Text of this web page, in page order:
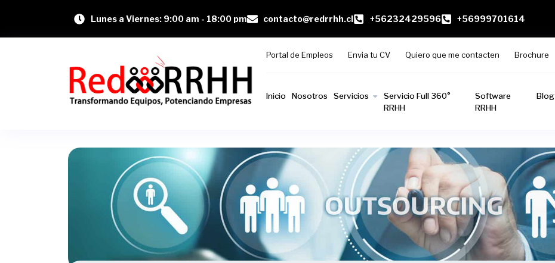
Lunes a Viernes: 9:00 am - 18:00 pm contacto@redrrhh.cl +56232429596 +56999701614
Portal de Empleos Envia tu CV Quiero que me contacten Brochure
Inicio Nosotros Servicios
Servicio Full 360°
RRHH
Software
RRHH
Blog